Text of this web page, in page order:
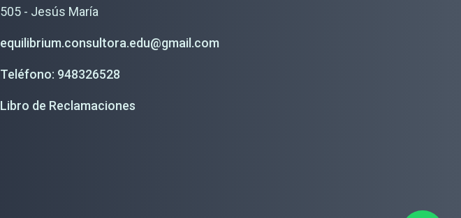
505 - Jesús María
equilibrium.consultora.edu@gmail.com
Teléfono: 948326528
Libro de Reclamaciones